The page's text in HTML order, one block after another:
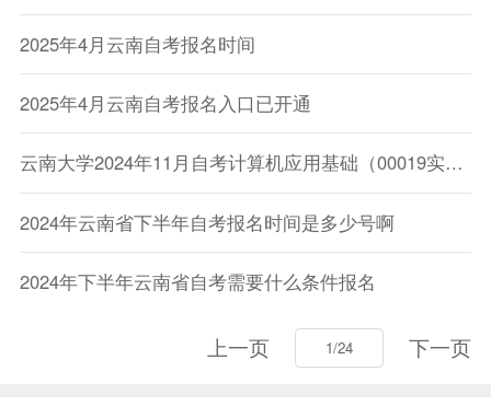
2025年4月云南自考报名时间
2025年4月云南自考报名入口已开通
云南大学2024年11月自考计算机应用基础（00019实践课程考核有关事项的通知(适用社会考生)
2024年云南省下半年自考报名时间是多少号啊
2024年下半年云南省自考需要什么条件报名
上一页 下一页